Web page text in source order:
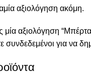
αξιολόγηση ακόμη.
αξιολόγηση
συνδεδεμένοι για να